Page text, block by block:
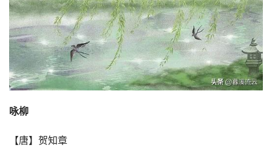
咏柳
【唐】贺知章